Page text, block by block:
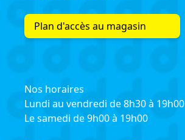
Plan d'accès au magasin
Nos horaires
Lundi au vendredi de 8h30 à 19h00
Le samedi de 9h00 à 19h00